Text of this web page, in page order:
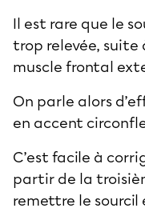
Il est rare que le
trop relevée,
muscle frontal
On parle alors
en accent
C’est facile à
partir de la
remettre le sourcil